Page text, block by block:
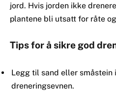
jord. Hvis jorden ikke
plantene bli utsatt for råte
Tips for å sikre god
Legg til sand eller småstein
dreneringsevnen.